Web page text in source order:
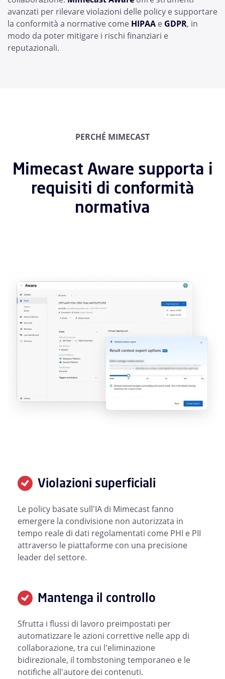
avanzati per rilevare violazioni delle policy e supportare
la conformità a normative come HIPAA e GDPR, in
modo da poter mitigare i rischi finanziari e
reputazionali.
PERCHÉ MIMECAST
Mimecast Aware supporta i
requisiti di conformità
normativa
Violazioni superficiali
Le policy basate sull'IA di Mimecast fanno
emergere la condivisione non autorizzata in
tempo reale di dati regolamentati come PHI e PII
attraverso le piattaforme con una precisione
leader del settore.
Mantenga il controllo
Sfrutta i flussi di lavoro preimpostati per
automatizzare le azioni correttive nelle app di
collaborazione, tra cui l'eliminazione
bidirezionale, il tombstoning temporaneo e le
notifiche all'autore dei contenuti.